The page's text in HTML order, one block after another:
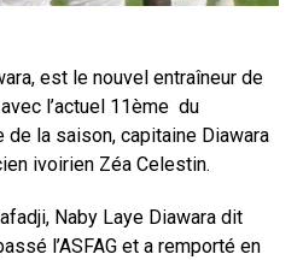
est le nouvel entraîneur de
avec l’actuel 11ème du
de la saison, capitaine Diawara
ivoirien Zéa Celestin.
Naby Laye Diawara dit
l’ASFAG et a remporté en